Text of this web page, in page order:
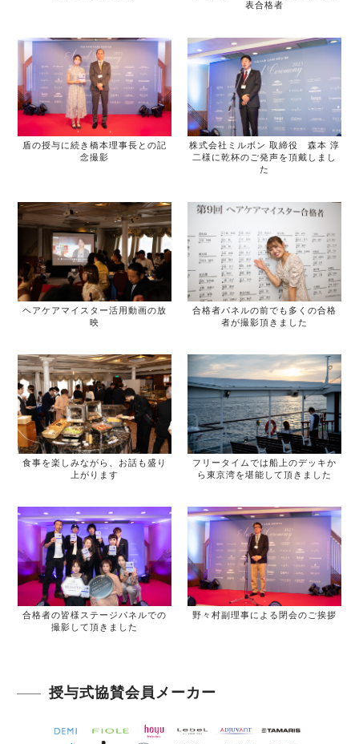
表合格者
盾の授与に続き橋本理事長との記
念撮影
株式会社ミルボン 取締役 森本 淳
二様に乾杯のご発声を頂戴しまし
た
ヘアケアマイスター活用動画の放
映
合格者パネルの前でも多くの合格
者が撮影頂きました
食事を楽しみながら、お話も盛り
上がります
フリータイムでは船上のデッキか
ら東京湾を堪能して頂きました
合格者の皆様ステージパネルでの
撮影して頂きました
野々村副理事による閉会のご挨拶
授与式協賛会員メーカー